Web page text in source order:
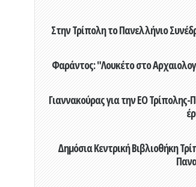
Στην Τρίπολη το Πανελλήνιο
Φαράντος: "Λουκέτο στο
Γιαννακούρας για την EO
Δημόσια Κεντρική Βιβλιοθήκη